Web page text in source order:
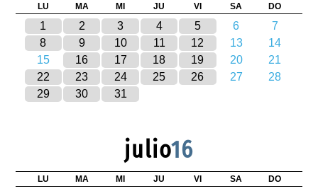
LU MA MI JU VI SA DO
1 2 3 4 5 6
7
8
9 10 11 12 13
14
15
16 17 18 19 20
21
22
23 24 25 26 27
28
29
30 31
julio16
LU MA MI JU VI SA DO